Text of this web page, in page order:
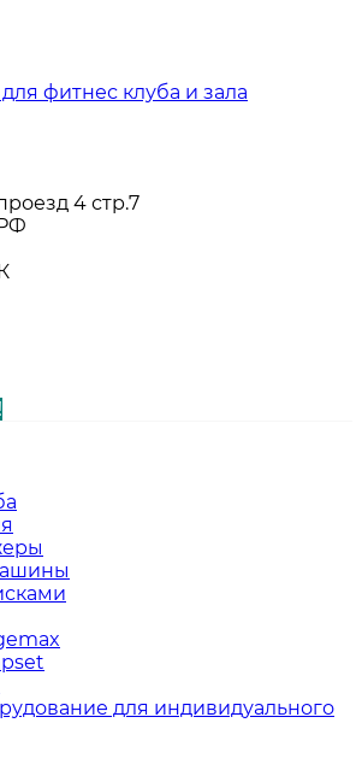
фитнес клуба и зала
4 стр.7
для индивидуального